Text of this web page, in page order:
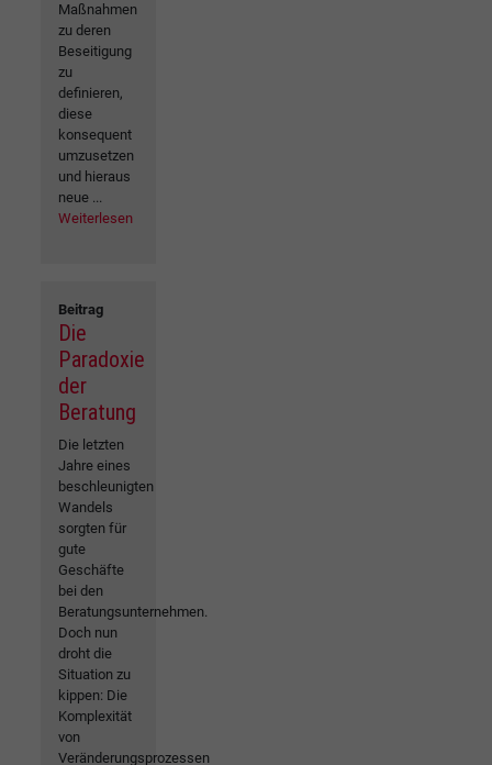
Maßnahmen
zu deren
Beseitigung
zu
definieren,
diese
konsequent
umzusetzen
und hieraus
neue ...
Weiterlesen
Beitrag
Die
Paradoxie
der
Beratung
Die letzten
Jahre eines
beschleunigten
Wandels
sorgten für
gute
Geschäfte
bei den
Beratungsunternehmen.
Doch nun
droht die
Situation zu
kippen: Die
Komplexität
von
Veränderungsprozessen